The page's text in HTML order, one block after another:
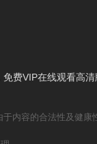
费VIP在线观看高清
内容的合法性及健康